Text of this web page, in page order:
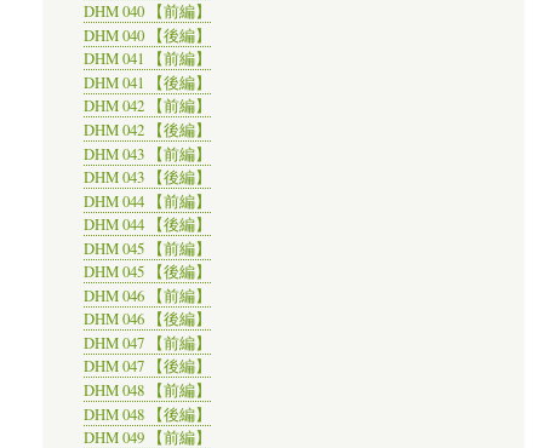
DHM 040 【前編】
DHM 040 【後編】
DHM 041 【前編】
DHM 041 【後編】
DHM 042 【前編】
DHM 042 【後編】
DHM 043 【前編】
DHM 043 【後編】
DHM 044 【前編】
DHM 044 【後編】
DHM 045 【前編】
DHM 045 【後編】
DHM 046 【前編】
DHM 046 【後編】
DHM 047 【前編】
DHM 047 【後編】
DHM 048 【前編】
DHM 048 【後編】
DHM 049 【前編】